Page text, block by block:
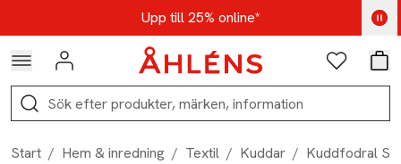
Hoppa till navigationsmenynUpp till 25% online*
Kod: AUG25 - Shoppa nu
Logga in Favoriter
Sök
Start / Hem & inredning / Textil / Kuddar / Kuddfodral